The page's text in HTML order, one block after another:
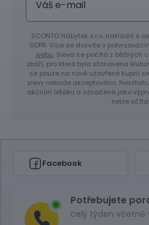
SCONTO Nábytek s.r.o. nakládá s
GDPR. Více se dozvíte v
webu. Sleva se počítá z běžných
zboží, pro které byla stanovena
se pouze na nově uzavřené kupní
slevy nebude akceptováno.
akčním letáku a označené jako
nelze
Facebook
Potřebujete
celý týden včetně